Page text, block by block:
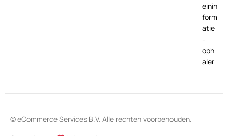
einin
form
atie
-
oph
aler
© eCommerce Services B.V. Alle rechten voorbehouden.